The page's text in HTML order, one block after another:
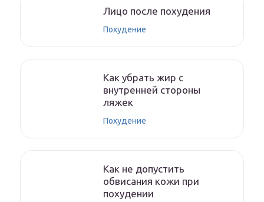
Лицо после похудения
Похудение
Как убрать жир с
внутренней стороны
ляжек
Похудение
Как не допустить
обвисания кожи при
похудении